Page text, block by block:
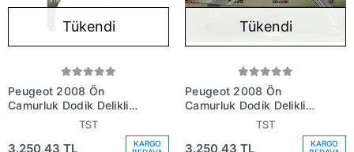
Tükendi
Peugeot 2008 Ön
Çamurluk Dodik Delikli
Sağ 2019- (Oem No:
TST
3.250,43 TL
KARGO
Tükendi
Peugeot 2008 Ön
Çamurluk Dodik Delikli
Sol 2019- (Oem No:
TST
3.250,43 TL
KARGO